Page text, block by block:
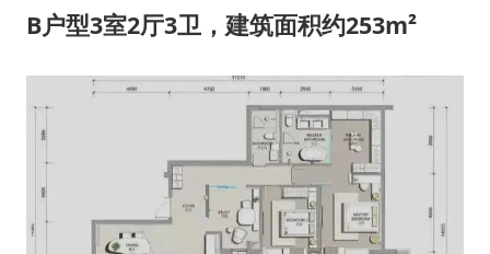
B户型3室2厅3卫，建筑面积约253m²